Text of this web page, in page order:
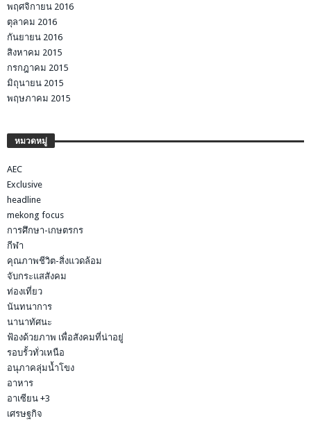
พฤศจิกายน 2016
ตุลาคม 2016
กันยายน 2016
สิงหาคม 2015
กรกฎาคม 2015
มิถุนายน 2015
พฤษภาคม 2015
หมวดหมู่
AEC
Exclusive
headline
mekong focus
การศึกษา-เกษตรกร
กีฬา
คุณภาพชีวิต-สิ่งแวดล้อม
จับกระแสสังคม
ท่องเที่ยว
นันทนาการ
นานาทัศนะ
ฟ้องด้วยภาพ เพื่อสังคมที่น่าอยู่
รอบรั้วทั่วเหนือ
อนุภาคลุ่มน้ำโขง
อาหาร
อาเซียน +3
เศรษฐกิจ